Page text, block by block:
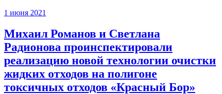
1 июня 2021
Михаил Романов и Светлана
Радионова проинспектировали
реализацию новой технологии очистки
жидких отходов на полигоне
токсичных отходов «Красный Бор»